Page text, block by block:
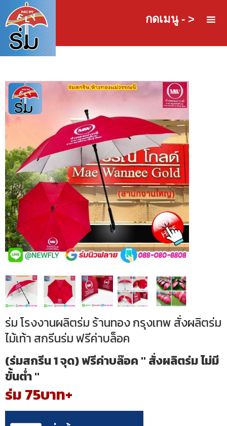
กดเมนู - >
ร่ม โรงงานผลิตร่ม ร้านทอง กรุงเทพ สั่งผลิตร่ม
ไม้เท้า สกรีนร่ม ฟรีค่าบล็อค
(ร่มสกรีน 1 จุด) ฟรีค่าบล๊อค " สั่งผลิตร่ม ไม่มี
ขั้นต่ำ "
ร่ม 75บาท+